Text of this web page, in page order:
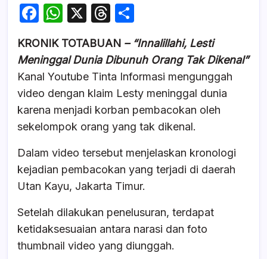
F
c
e
b
o
o
k
W
at
s
A
p
p
X
T
e
a
d
s
ar
e
KRONIK TOTABUAN – “Innalillahi, Lesti
Meninggal Dunia Dibunuh Orang Tak Dikenal”
Kanal Youtube Tinta Informasi mengunggah
video dengan klaim Lesty meninggal dunia
karena menjadi korban pembacokan oleh
sekelompok orang yang tak dikenal.
Dalam video tersebut menjelaskan kronologi
kejadian pembacokan yang terjadi di daerah
Utan Kayu, Jakarta Timur.
Setelah dilakukan penelusuran, terdapat
ketidaksesuaian antara narasi dan foto
thumbnail video yang diunggah.